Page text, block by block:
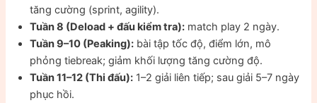
tăng cường (sprint, agility).
Tuần 8 (Deload + đấu kiểm tra): match play 2 ngày.
Tuần 9–10 (Peaking): bài tập tốc độ, điểm lớn, mô
phỏng tiebreak; giảm khối lượng tăng cường độ.
Tuần 11–12 (Thi đấu): 1–2 giải liên tiếp; sau giải 5–7 ngày
phục hồi.